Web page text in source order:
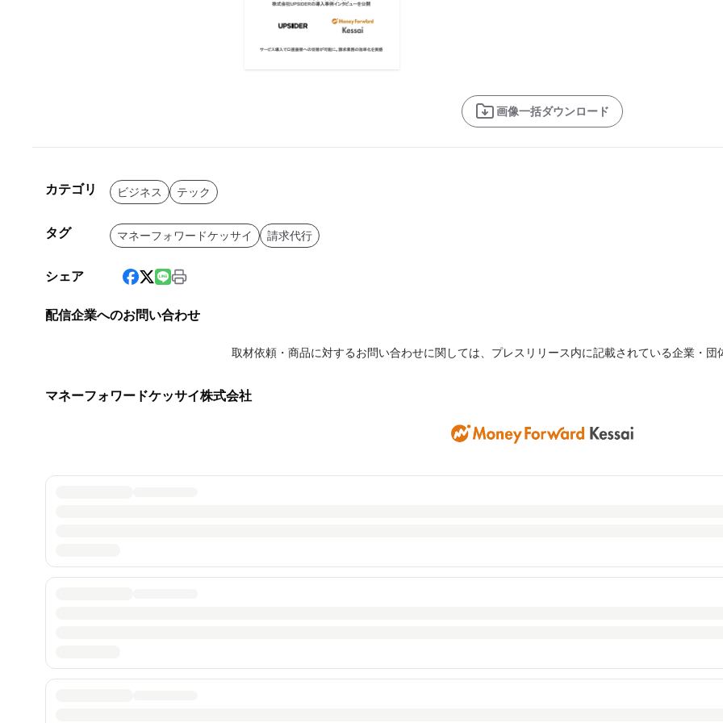
画像一括ダウンロード
カテゴリ ビジネス テック
タグ マネーフォワードケッサイ 請求代行
シェア
配信企業へのお問い合わせ
取材依頼・商品に対するお問い合わせに関しては、プレスリリース内に記載されている企業・団
マネーフォワードケッサイ株式会社